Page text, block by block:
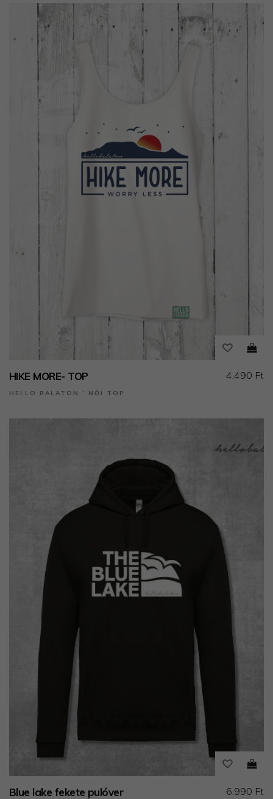
HIKE MORE- TOP
HELLO BALATON ˙ NŐI TOP
4.490 Ft
Blue lake fekete pulóver 6.990 Ft